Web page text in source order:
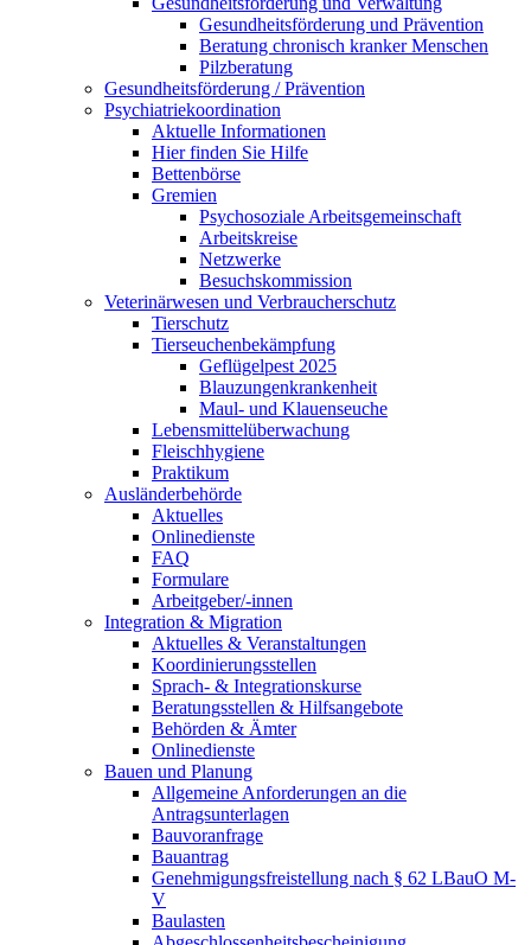
Gesundheitsförderung und Prävention
Beratung chronisch kranker Menschen
Pilzberatung
Gesundheits­förderung / Prävention
Psychiatriekoordination
Aktuelle Informationen
Hier finden Sie Hilfe
Bettenbörse
Gremien
Psychosoziale Arbeits­gemeinschaft
Arbeitskreise
Netzwerke
Besuchskommission
Veterinärwesen und Verbraucherschutz
Tierschutz
Tierseuchenbekämpfung
Geflügelpest 2025
Blauzungenkrankenheit
Maul- und Klauenseuche
Lebensmittelüberwachung
Fleischhygiene
Praktikum
Ausländerbehörde
Aktuelles
Onlinedienste
FAQ
Formulare
Arbeitgeber/-innen
Integration & Migration
Aktuelles & Veranstaltungen
Koordinierungsstellen
Sprach- & Integrationskurse
Beratungsstellen & Hilfsangebote
Behörden & Ämter
Onlinedienste
Bauen und Planung
Allgemeine Anforderungen an die
Antragsunterlagen
Bauvoranfrage
Bauantrag
Genehmigungsfreistellung nach § 62 LBauO M-
V
Baulasten